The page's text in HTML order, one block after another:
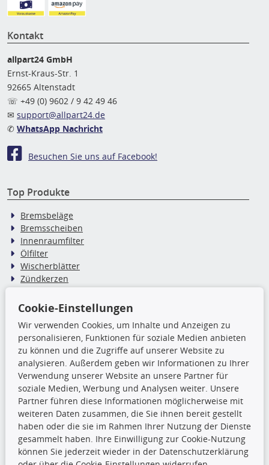
Kontakt
allpart24 GmbH
Ernst-Kraus-Str. 1
92665 Altenstadt
☏ +49 (0) 9602 / 9 42 49 46
✉ support@allpart24.de
✆ WhatsApp Nachricht
Besuchen Sie uns auf Facebook!
Top Produkte
Bremsbeläge
Bremsscheiben
Innenraumfilter
Ölfilter
Wischerblätter
Zündkerzen
TecDoc Inside
Die hier angezeigten Daten,
insbesondere die gesamte Datenbank,
dürfen nicht kopiert werden. Es ist zu
unterlassen, die Daten oder die gesamte Datenbank ohne
vorherige Zustimmung TecDocs zu vervielfältigen, zu
verbreiten und/oder diese Handlungen durch Dritte ausführen
zu lassen. Ein Zuwiderhandeln stellt eine
Urheberrechtsverletzung dar und wird verfolgt.
Ronny’s Newsletter
Cookie-Einstellungen
Wir verwenden Cookies, um Inhalte und Anzeigen zu
personalisieren, Funktionen für soziale Medien anbieten
zu können und die Zugriffe auf unserer Website zu
analysieren. Außerdem geben wir Informationen zu Ihrer
Verwendung unserer Website an unsere Partner für
soziale Medien, Werbung und Analysen weiter. Unsere
Partner führen diese Informationen möglicherweise mit
weiteren Daten zusammen, die Sie ihnen bereit gestellt
haben oder die sie im Rahmen Ihrer Nutzung der Dienste
gesammelt haben. Ihre Einwilligung zur Cookie-Nutzung
können Sie jederzeit wieder in der Datenschutzerklärung